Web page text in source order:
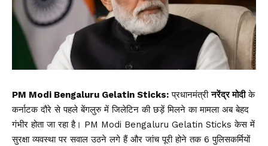
PM Modi Bengaluru Gelatin Sticks: प्रधानमंत्रीनरेंद्र मोदीके
कर्नाटक दौरे से पहले बेंगलुरु में जिलेटिन की छड़ें मिलने का मामला अब बेहद
गंभीर होता जा रहा है। PM Modi Bengaluru Gelatin Sticks केस में
सुरक्षा व्यवस्था पर सवाल उठने लगे हैं और जांच पूरी होने तक 6 पुलिसकर्मियों